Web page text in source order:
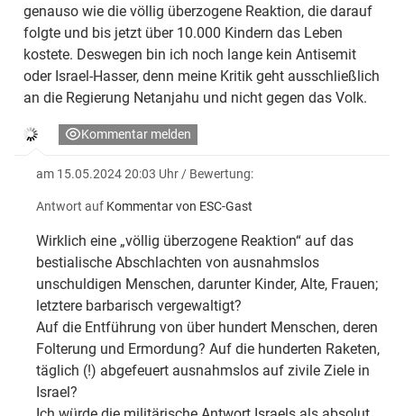
genauso wie die völlig überzogene Reaktion, die darauf
folgte und bis jetzt über 10.000 Kindern das Leben
kostete. Deswegen bin ich noch lange kein Antisemit
oder Israel-Hasser, denn meine Kritik geht ausschließlich
an die Regierung Netanjahu und nicht gegen das Volk.
Kommentar melden
am 15.05.2024 20:03 Uhr / Bewertung:
Antwort auf Kommentar von ESC-Gast
Wirklich eine „völlig überzogene Reaktion“ auf das
bestialische Abschlachten von ausnahmslos
unschuldigen Menschen, darunter Kinder, Alte, Frauen;
letztere barbarisch vergewaltigt?
Auf die Entführung von über hundert Menschen, deren
Folterung und Ermordung? Auf die hunderten Raketen,
täglich (!) abgefeuert ausnahmslos auf zivile Ziele in
Israel?